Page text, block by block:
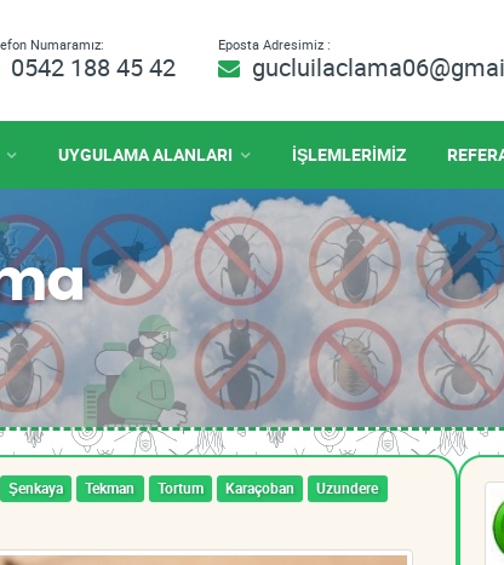
Numaramız:
0542 188 45 42
Eposta Adresimiz :
UYGULAMA ALANLARI İŞLEMLERİMİZ
Şenkaya Tekman Tortum Karaçoban
Uzundere